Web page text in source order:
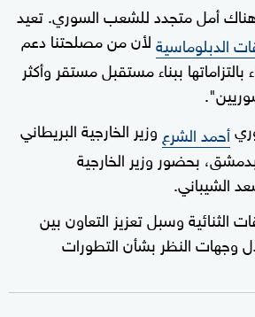
أمل متجدد للشعب السوري. تعيد
الدبلوماسيةلأن من مصلحتنا دعم
بالتزاماتها ببناء مستقبل مستقر وأكثر
أحمد الشرع وزير الخارجية البريطاني
بحضور وزير الخارجية
الشيباني.
الثنائية وسبل تعزيز التعاون بين
وجهات النظر بشأن التطورات